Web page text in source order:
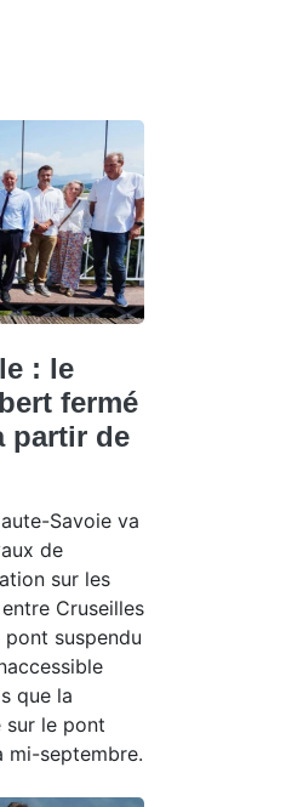
: le
fermé
partir de
Savoie va
de
sur les
Cruseilles
suspendu
que la
sur le pont
mi-septembre.